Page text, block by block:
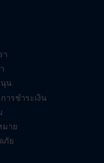
า
น
ารชำระเงิน
มาย
ภัย